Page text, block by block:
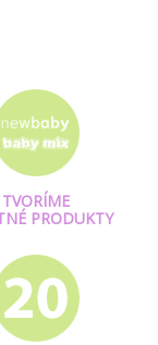
TVORÍME
PRODUKTY